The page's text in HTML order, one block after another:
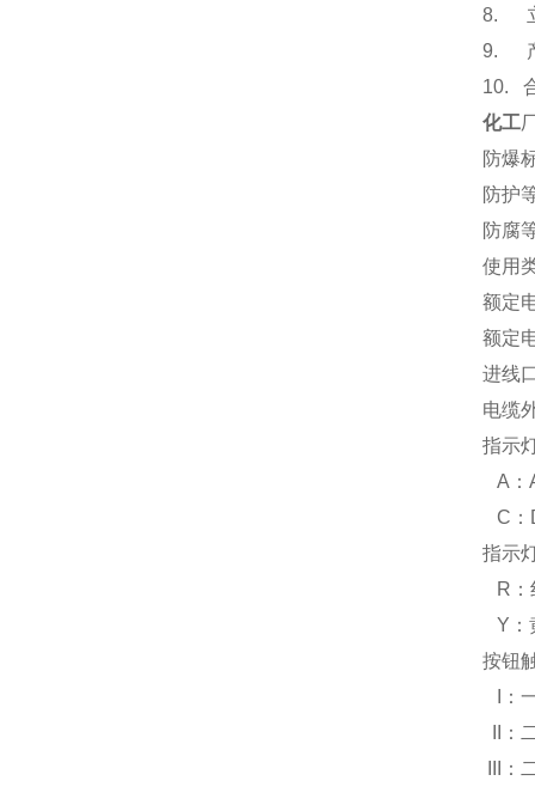
8. 立
9. 产
10.
化工
防爆
防护
防腐
使用
额定
额定
进线
电缆
指示
A：
C：
指示
R：
Y：
按钮
I：
II：
III：